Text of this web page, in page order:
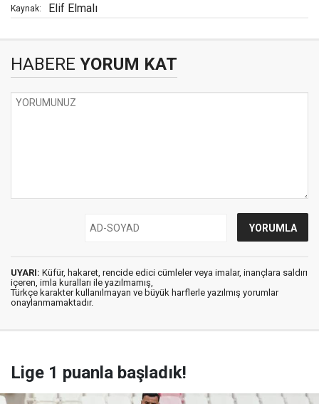
Kaynak: Elif Elmalı
HABERE YORUM KAT
UYARI: Küfür, hakaret, rencide edici cümleler veya imalar, inançlara saldırı
içeren, imla kuralları ile yazılmamış,
Türkçe karakter kullanılmayan ve büyük harflerle yazılmış yorumlar
onaylanmamaktadır.
Lige 1 puanla başladık!